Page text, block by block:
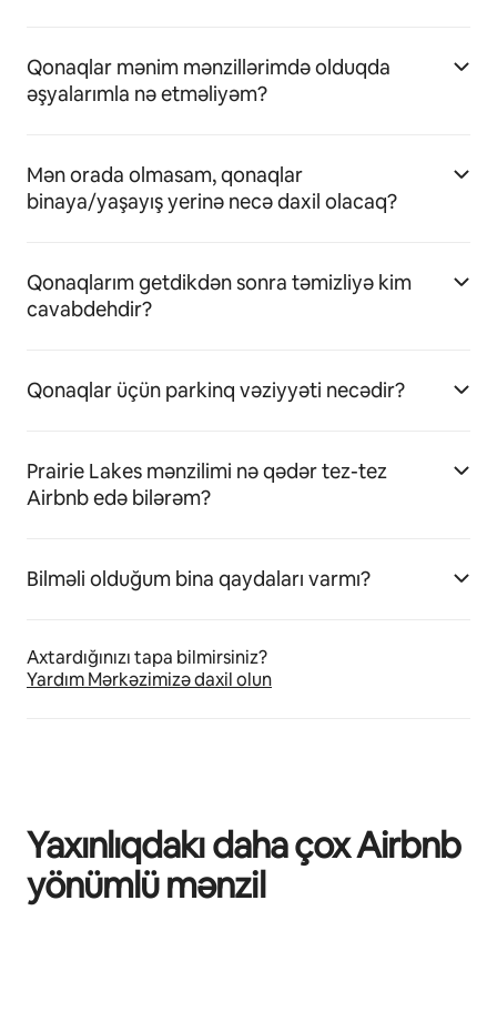
Qonaqlar mənim mənzillərimdə olduqda
əşyalarımla nə etməliyəm?
Mən orada olmasam, qonaqlar
binaya/yaşayış yerinə necə daxil olacaq?
Qonaqlarım getdikdən sonra təmizliyə kim
cavabdehdir?
Qonaqlar üçün parkinq vəziyyəti necədir?
Prairie Lakes mənzilimi nə qədər tez-tez
Airbnb edə bilərəm?
Bilməli olduğum bina qaydaları varmı?
Axtardığınızı tapa bilmirsiniz?
Yardım Mərkəzimizə daxil olun
Yaxınlıqdakı daha çox Airbnb
yönümlü mənzil